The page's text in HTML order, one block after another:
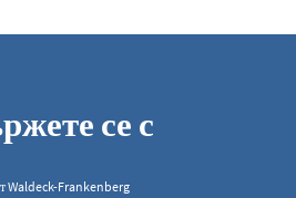
се с
Waldeck-Frankenberg